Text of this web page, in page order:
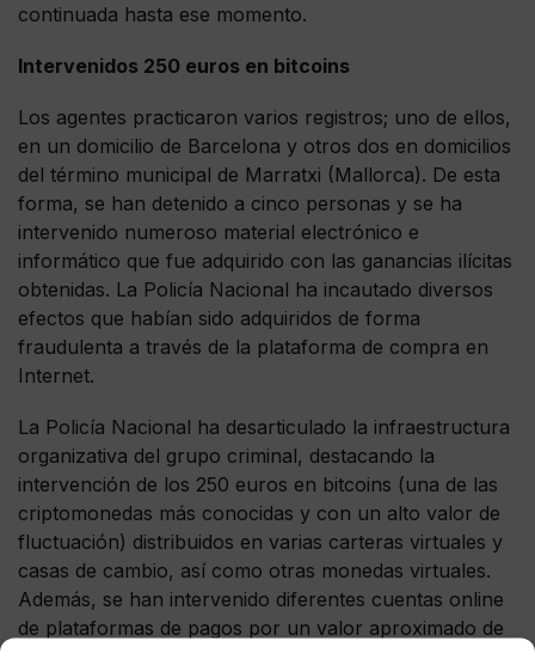
continuada hasta ese momento.
Intervenidos 250 euros en bitcoins
Los agentes practicaron varios registros; uno de ellos,
en un domicilio de Barcelona y otros dos en domicilios
del término municipal de Marratxi (Mallorca). De esta
forma, se han detenido a cinco personas y se ha
intervenido numeroso material electrónico e
informático que fue adquirido con las ganancias ilícitas
obtenidas. La Policía Nacional ha incautado diversos
efectos que habían sido adquiridos de forma
fraudulenta a través de la plataforma de compra en
Internet.
La Policía Nacional ha desarticulado la infraestructura
organizativa del grupo criminal, destacando la
intervención de los 250 euros en bitcoins (una de las
criptomonedas más conocidas y con un alto valor de
fluctuación) distribuidos en varias carteras virtuales y
casas de cambio, así como otras monedas virtuales.
Además, se han intervenido diferentes cuentas online
de plataformas de pagos por un valor aproximado de